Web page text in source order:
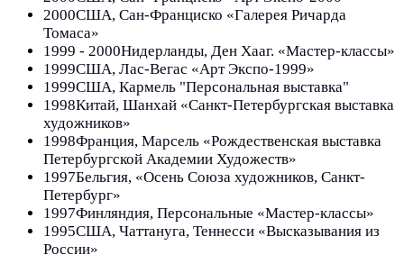
2000США, Сан-Франциско «Галерея Ричарда
Томаса»
1999 - 2000Нидерланды, Ден Хааг. «Мастер-классы»
1999США, Лас-Вегас «Арт Экспо-1999»
1999США, Кармель "Персональная выставка"
1998Китай, Шанхай «Санкт-Петербургская выставка
художников»
1998Франция, Марсель «Рождественская выставка
Петербургской Академии Художеств»
1997Бельгия, «Осень Союза художников, Санкт-
Петербург»
1997Финляндия, Персональные «Мастер-классы»
1995США, Чаттануга, Теннесси «Высказывания из
России»